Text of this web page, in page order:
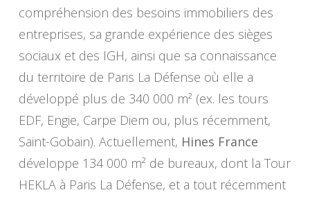
compréhension des besoins immobiliers des
entreprises, sa grande expérience des sièges
sociaux et des IGH, ainsi que sa connaissance
du territoire de Paris La Défense où elle a
développé plus de 340 000 m² (ex. les tours
EDF, Engie, Carpe Diem ou, plus récemment,
Saint-Gobain). Actuellement, Hines France
développe 134 000 m² de bureaux, dont la Tour
HEKLA à Paris La Défense, et a tout récemment